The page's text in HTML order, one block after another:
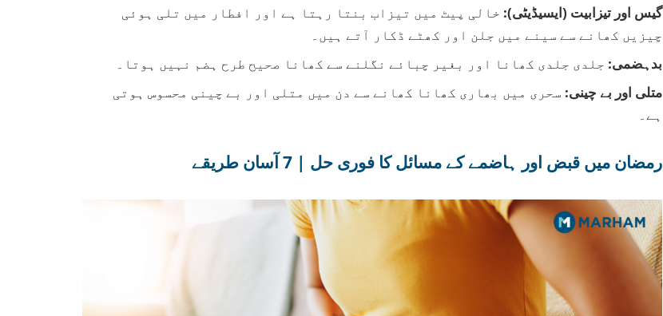
گیس اور تیزابیت (ایسیڈیٹی): خالی پیٹ میں تیزاب بنتا رہتا ہے اور افطار میں تلی ہوئی
چیزیں کھانے سے سینے میں جلن اور کھٹے ڈکار آتے ہیں۔
بدہضمی: جلدی جلدی کھانا اور بغیر چبائے نگلنے سے کھانا صحیح طرح ہضم نہیں ہوتا۔
متلی اور بے چینی: سحری میں بھاری کھانا کھانے سے دن میں متلی اور بے چینی محسوس ہوتی
ہے۔
رمضان میں قبض اور ہاضمے کے مسائل کا فوری حل | 7 آسان طریقے